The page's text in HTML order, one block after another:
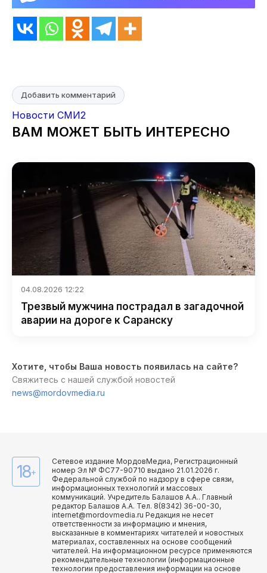
Добавить комментарий
Новости СМИ2
ВАМ МОЖЕТ БЫТЬ ИНТЕРЕСНО
04.08.2026 12:22
Трезвый мужчина пострадал в загадочной
аварии на дороге к Саранску
Хотите, чтобы Ваша новость появилась на сайте?
Свяжитесь с нашей службой новостей
news@mordovmedia.ru
18+
Сетевое издание МордовМедиа, Регистрационный
номер Эл № ФС77-90710 выдано 21.01.2026 г.
Федеральной службой по надзору в сфере связи,
информационных технологий и массовых
коммуникаций. Учредитель Балашов А.А.. Главный
редактор Балашов А.А. Тел. 8(8342) 36-00-30,
internet@mordovmedia.ru Редакция не несет
ответственности за информацию и мнения,
высказанные в комментариях читателей и новостных
материалах, составленных на основе сообщений
читателей. На информационном ресурсе применяются
рекомендательные технологии (информационные
технологии предоставления информации на основе